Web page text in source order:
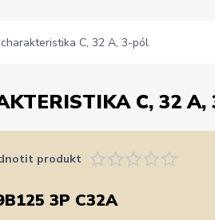
C, 32 A, 3-pól
C, 32 A,
produkt
3P C32A